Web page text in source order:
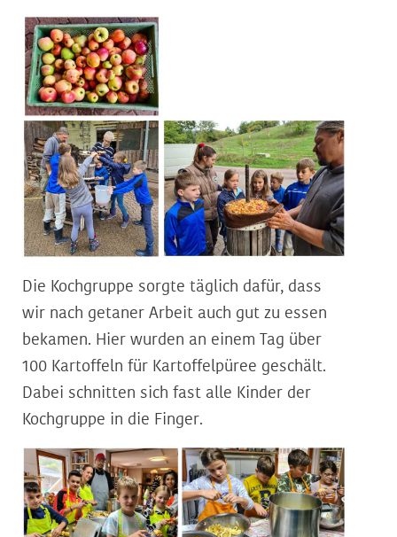
Die Kochgruppe sorgte täglich dafür, dass
wir nach getaner Arbeit auch gut zu essen
bekamen. Hier wurden an einem Tag über
100 Kartoffeln für Kartoffelpüree geschält.
Dabei schnitten sich fast alle Kinder der
Kochgruppe in die Finger.